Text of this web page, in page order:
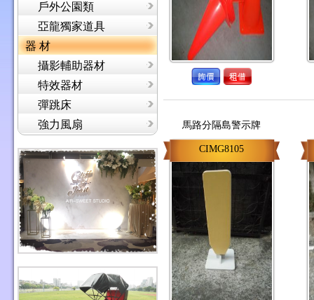
戶外公園類
亞龍獨家道具
器 材
攝影輔助器材
特效器材
彈跳床
強力風扇
馬路分隔島警示牌
CIMG8105